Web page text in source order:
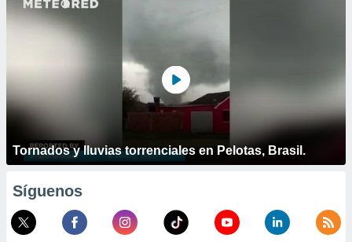
Tornados y lluvias torrenciales en Pelotas, Brasil.
Síguenos